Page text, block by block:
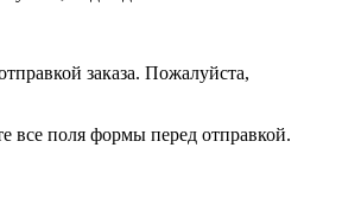
заказа. Пожалуйста,
все поля формы перед отправкой.